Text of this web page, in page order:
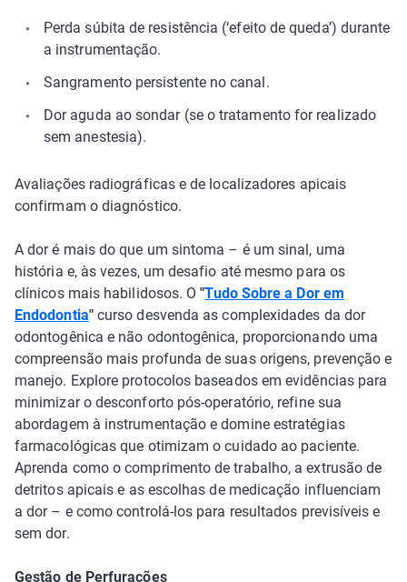
Perda súbita de resistência (‘efeito de queda’) durante
a instrumentação.
Sangramento persistente no canal.
Dor aguda ao sondar (se o tratamento for realizado
sem anestesia).
Avaliações radiográficas e de localizadores apicais
confirmam o diagnóstico.
A dor é mais do que um sintoma – é um sinal, uma
história e, às vezes, um desafio até mesmo para os
clínicos mais habilidosos. O"Tudo Sobre a Dor em
Endodontia"curso desvenda as complexidades da dor
odontogênica e não odontogênica, proporcionando uma
compreensão mais profunda de suas origens, prevenção e
manejo. Explore protocolos baseados em evidências para
minimizar o desconforto pós-operatório, refine sua
abordagem à instrumentação e domine estratégias
farmacológicas que otimizam o cuidado ao paciente.
Aprenda como o comprimento de trabalho, a extrusão de
detritos apicais e as escolhas de medicação influenciam
a dor – e como controlá-los para resultados previsíveis e
sem dor.
Gestão de Perfurações